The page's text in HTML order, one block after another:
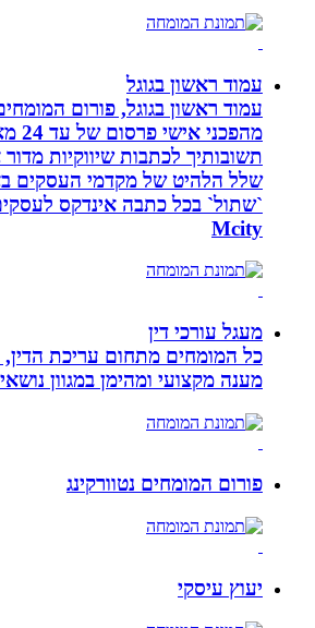
עמוד ראשון בגוגל
עמוד ראשון בגוגל, פורום המומחים,
מהפכני אישי
תשובותיך לכתבות שיווקיות מדור
שלל הלהיט של מקדמי העסקים בארץ:
`שתול` בכל כתבה אינדקס לעסקים
Mcity
מעגל עורכי דין
כל המומחים מתחום עריכת הדין,
מענה מקצועי ומהימן במגוון נושאים!
פורום המומחים נטוורקינג
יעוץ עיסקי